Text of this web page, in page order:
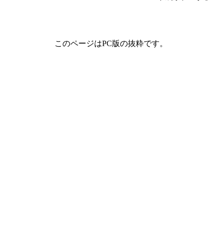
このページはPC版の抜粋です。